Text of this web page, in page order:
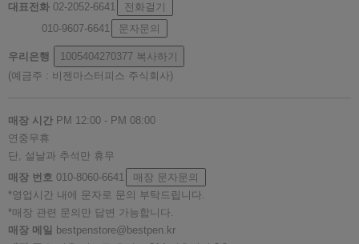
대표전화 02-2052-6641
전화걸기
010-9607-6641
문자문의
우리은행 1005404270377 복사하기
(예금주 : 비젠마스터피스 주식회사)
매장 시간 PM 12:00 - PM 08:00
연중무휴
단, 설날과 추석만 휴무
매장 번호 010-8060-6641
매장 문자문의
*영업시간 내에 문자로 문의 부탁드립니다.
*매장 관련 문의만 답변 가능합니다.
매장 메일 bestpenstore@bestpen.kr